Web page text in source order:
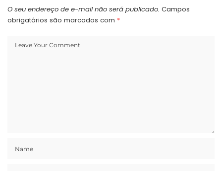
O seu endereço de e-mail não será publicado. Campos
obrigatórios são marcados com *